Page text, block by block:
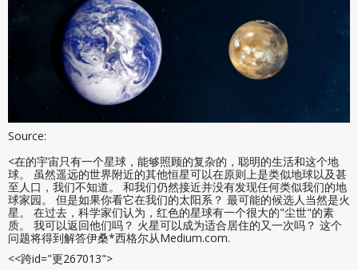
Source:
<在的宇宙只有一个星球，能够照顾的复杂的，聪明的生活和这个地
球。 虽然遥远的世界附近的其他恒星可以在原则上是类似地球以及甚
至人口，我们不知道。 和我们仍然接近并没有发现任何类似我们的地
球家园。 但是如果你看它在我们的太阳系？ 最可能的候选人当然是火
星。 在过去，科学家们认为，红色的星球有一个很大的"尘世"的素
质。 我可以返回他们吗？ 火星可以成为适合居住的又一次吗？ 这个
问题将得到解答伊桑*西格尔从Medium.com.
<<跨id="更267013">